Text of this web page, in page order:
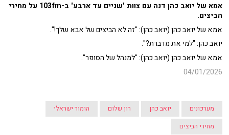
אמא של יואב כהן דנה עם צוות 'שניים עד ארבע' ב-103fm על מחירי
הביצים.
אמא של יואב כהן (יואב כהן): "זה לא הביצים של אבא שלך!".
יואב כהן: "למי את מדברת?".
אמא של יואב כהן (יואב כהן): "למנהל של הסופר".
04/01/2026
מערכונים יואב כהן רון שלום
הומור ישראלי
מחירי הביצים